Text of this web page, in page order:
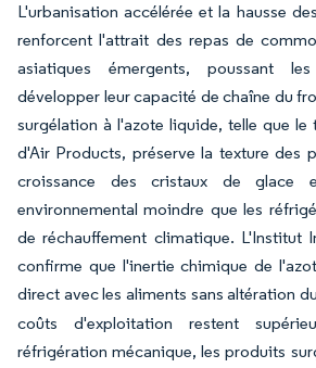
L'urbanisation accélérée et la hausse
renforcent l'attrait des repas de
asiatiques émergents, poussant
développer leur capacité de chaîne du
surgélation à l'azote liquide, telle que le
d'Air Products, préserve la texture des
croissance des cristaux de glace
environnemental moindre que les
de réchauffement climatique. L'Institut
confirme que l'inertie chimique de
direct avec les aliments sans altération
coûts d'exploitation restent
réfrigération mécanique, les produits